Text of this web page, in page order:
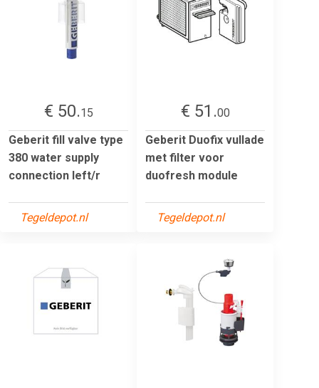
€ 50.15
Geberit fill valve type
380 water supply
connection left/r
Tegeldepot.nl
€ 51.00
Geberit Duofix vullade
met filter voor
duofresh module
Tegeldepot.nl